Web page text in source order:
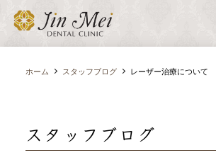
ホーム スタッフブログ レーザー治療について
スタッフブログ